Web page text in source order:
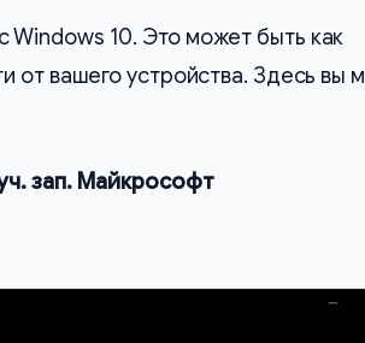
Windows 10. Это может быть как
от вашего устройства. Здесь вы
зап. Майкрософт